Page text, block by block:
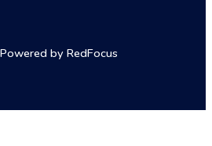
by RedFocus